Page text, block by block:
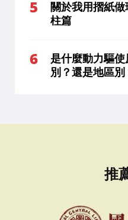
關於我用摺紙
柱篇
是什麼動力驅
別？還是地區別
推